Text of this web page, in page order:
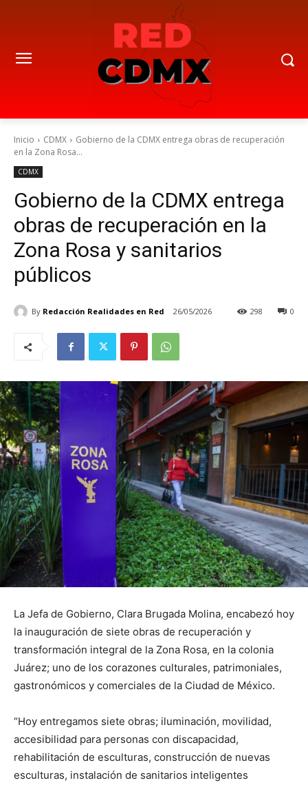
Inicio CDMX
Gobierno de la CDMX entrega obras de recuperación
en la Zona Rosa...
CDMX
Gobierno de la CDMX entrega
obras de recuperación en la
Zona Rosa y sanitarios
públicos
By Redacción Realidades en Red 26/05/2026 0
298
La Jefa de Gobierno, Clara Brugada Molina, encabezó hoy
la inauguración de siete obras de recuperación y
transformación integral de la Zona Rosa, en la colonia
Juárez; uno de los corazones culturales, patrimoniales,
gastronómicos y comerciales de la Ciudad de México.
“Hoy entregamos siete obras; iluminación, movilidad,
accesibilidad para personas con discapacidad,
rehabilitación de esculturas, construcción de nuevas
esculturas, instalación de sanitarios inteligentes